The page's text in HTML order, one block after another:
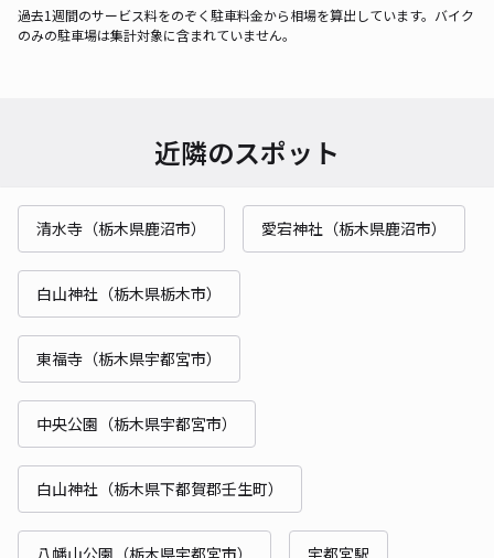
過去1週間のサービス料をのぞく駐車料金から相場を算出しています。バイク
のみの駐車場は集計対象に含まれていません。
近隣のスポット
清水寺（栃木県鹿沼市） 愛宕神社（栃木県鹿沼市）
白山神社（栃木県栃木市）
東福寺（栃木県宇都宮市）
中央公園（栃木県宇都宮市）
白山神社（栃木県下都賀郡壬生町）
八幡山公園（栃木県宇都宮市） 宇都宮駅